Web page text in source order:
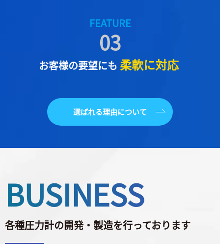
FEATURE
03
お客様の要望にも 柔軟に対応
選ばれる理由について
BUSINESS
各種圧力計の開発・製造を行っております